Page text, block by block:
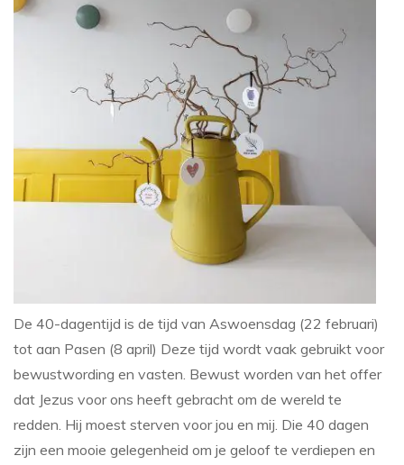
De 40-dagentijd is de tijd van Aswoensdag (22 februari)
tot aan Pasen (8 april) Deze tijd wordt vaak gebruikt voor
bewustwording en vasten. Bewust worden van het offer
dat Jezus voor ons heeft gebracht om de wereld te
redden. Hij moest sterven voor jou en mij. Die 40 dagen
zijn een mooie gelegenheid om je geloof te verdiepen en